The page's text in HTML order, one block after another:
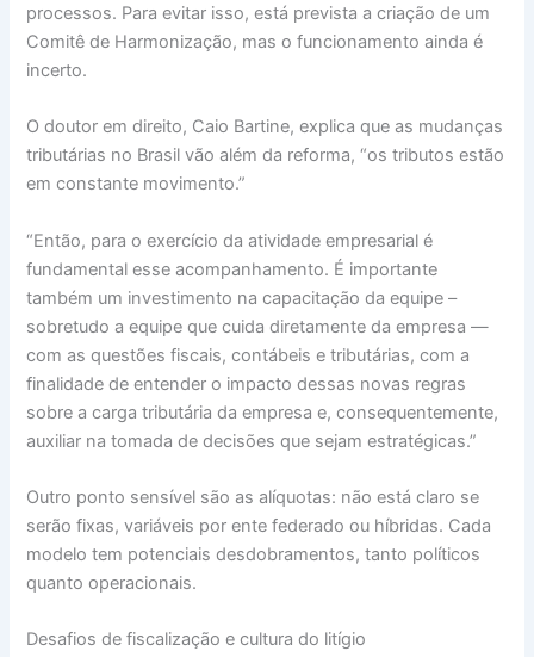
processos. Para evitar isso, está prevista a criação de um
Comitê de Harmonização, mas o funcionamento ainda é
incerto.
O doutor em direito, Caio Bartine, explica que as mudanças
tributárias no Brasil vão além da reforma, “os tributos estão
em constante movimento.”
“Então, para o exercício da atividade empresarial é
fundamental esse acompanhamento. É importante
também um investimento na capacitação da equipe –
sobretudo a equipe que cuida diretamente da empresa —
com as questões fiscais, contábeis e tributárias, com a
finalidade de entender o impacto dessas novas regras
sobre a carga tributária da empresa e, consequentemente,
auxiliar na tomada de decisões que sejam estratégicas.”
Outro ponto sensível são as alíquotas: não está claro se
serão fixas, variáveis por ente federado ou híbridas. Cada
modelo tem potenciais desdobramentos, tanto políticos
quanto operacionais.
Desafios de fiscalização e cultura do litígio